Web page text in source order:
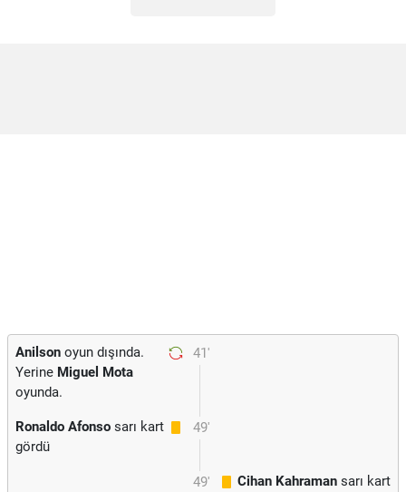
41'
Anilson oyun dışında.
Yerine Miguel Mota
oyunda.
49'
Ronaldo Afonso sarı kart
gördü
49' Cihan Kahraman sarı kart